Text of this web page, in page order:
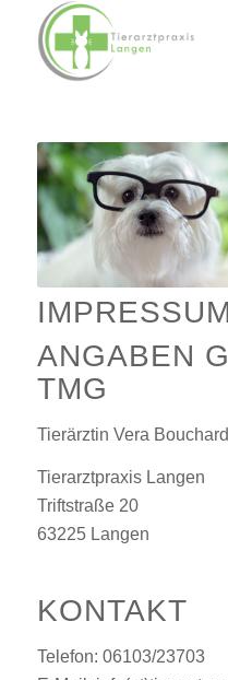
IMPRESSUM
ANGABEN
MG
Tierärztin Vera Bouchard
Tierarztpraxis Langen
Triftstraße 20
63225 Langen
KONTAKT
Telefon: 06103/23703